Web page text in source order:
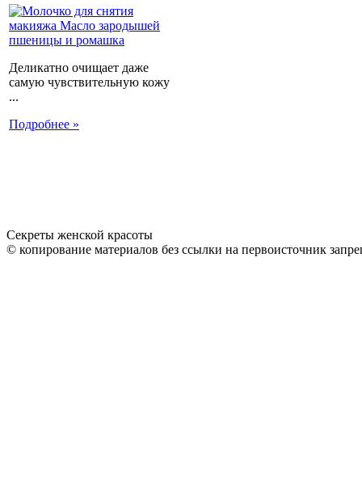
Деликатно очищает даже
самую чувствительную кожу
...
Подробнее »
Секреты женской красоты
© копирование материалов без ссылки на первоисточник